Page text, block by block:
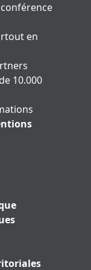
en
10.000